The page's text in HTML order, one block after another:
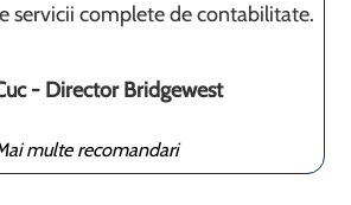
servicii complete de contabilitate.
- Director Bridgewest
multe recomandari